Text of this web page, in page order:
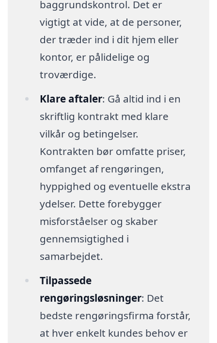
baggrundskontrol. Det er
vigtigt at vide, at de personer,
der træder ind i dit hjem eller
kontor, er pålidelige og
troværdige.
Klare aftaler: Gå altid ind i en
skriftlig kontrakt med klare
vilkår og betingelser.
Kontrakten bør omfatte priser,
omfanget af rengøringen,
hyppighed og eventuelle ekstra
ydelser. Dette forebygger
misforståelser og skaber
gennemsigtighed i
samarbejdet.
Tilpassede
rengøringsløsninger: Det
bedste rengøringsfirma forstår,
at hver enkelt kundes behov er